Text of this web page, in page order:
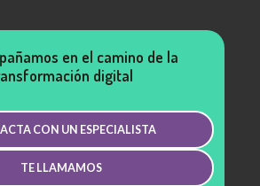
en el camino de la
digital
CON UN ESPECIALISTA
TE LLAMAMOS